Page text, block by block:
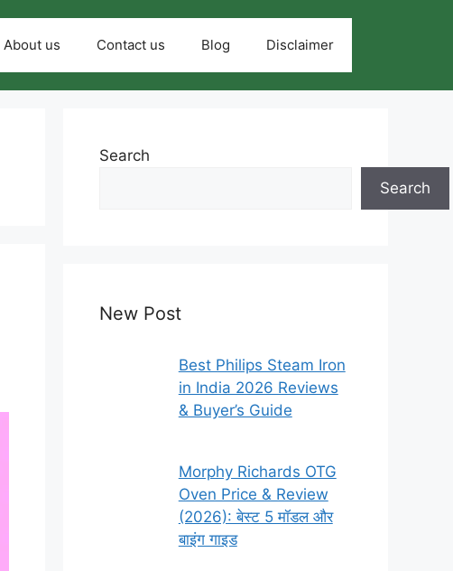
About us Contact us Blog Disclaimer
Search
Search
New Post
Best Philips Steam Iron
in India 2026 Reviews
& Buyer’s Guide
Morphy Richards OTG
Oven Price & Review
(2026): बेस्ट 5 मॉडल और
बाइंग गाइड